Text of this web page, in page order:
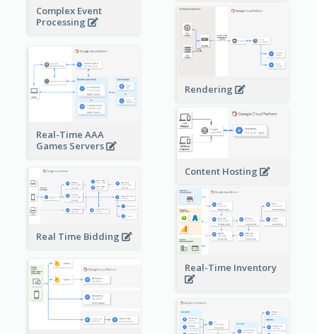
Complex Event
Processing
Rendering
Real-Time AAA
Games Servers
Content Hosting
Real Time Bidding
Real-Time Inventory